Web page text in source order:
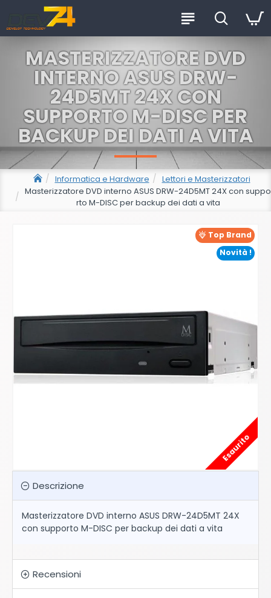
Informatica e Hardware
Lettori e Masterizzatori
Masterizzatore DVD interno ASUS DRW-24D5MT 24X con suppo
rto M-DISC per backup dei dati a vita
MASTERIZZATORE DVD
INTERNO ASUS DRW-
24D5MT 24X CON
SUPPORTO M-DISC PER
BACKUP DEI DATI A VITA
Novità !
Top Brand
Esaurito
Descrizione
Masterizzatore DVD interno ASUS DRW-24D5MT 24X
con supporto M-DISC per backup dei dati a vita
Recensioni